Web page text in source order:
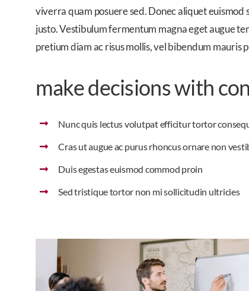
viverra quam posuere sed. Donec aliquet
justo. Vestibulum fermentum magna eget augue
pretium diam ac risus mollis, vel bibendum mauris
make decisions with
Nunc quis lectus volutpat efficitur tortor
Cras ut augue ac purus rhoncus ornare non
Duis egestas euismod commod proin
Sed tristique tortor non mi sollicitudin ultricies